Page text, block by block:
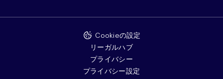
Cookieの設定
リーガルハブ
プライバシー
プライバシー設定